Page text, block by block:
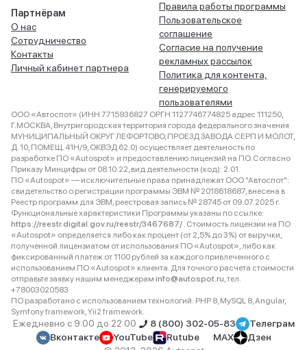
Партнёрам
О нас
Сотрудничество
Контакты
Личный кабинет партнера
Правила работы программы
Пользовательское
соглашение
Согласие на получение
рекламных рассылок
Политика для контента,
генерируемого
пользователями
ООО «Автоспот» (ИНН 7715936827 ОРГН 1127746774825 адрес 111250,
Г.МОСКВА, Внутригородская территория города федерального значения
МУНИЦИПАЛЬНЫЙ ОКРУГ ЛЕФОРТОВО, ПРОЕЗД ЗАВОДА СЕРП И МОЛОТ,
Д. 10, ПОМЕЩ. 41Н/9, ОКВЭД 62.0) осуществляет деятельность по
разработке ПО «Autospot» и предоставлению лицензий на ПО. Согласно
Приказу Минцифры от 08.10.22, вид деятельности (код): 2.01.
ПО «Autospot» — исключительные права принадлежат ООО "Автоспот":
свидетельство о регистрации программы ЭВМ № 2018618687, внесена в
Реестр программ для ЭВМ, реестровая запись № 28745 от 09.07.2025 г.
Функциональные характеристики Программы указаны по ссылке:
https://reestr.digital.gov.ru/reestr/3467687/ . Стоимость лицензии на ПО
«Autospot» определяется либо как процент (от 2,5% до 3%) от выручки,
полученной лицензиатом от использования ПО «Autospot», либо как
фиксированный платеж от 1100 рублей за каждого привлеченного с
использованием ПО «Autospot» клиента. Для точного расчета стоимости
отправьте заявку нашим менеджерам info@autospot.ru, тел.
+78003020583
ПО разработано с использованием технологий: PHP 8, MySQL 8, Angular,
Symfony framework, Yii2 framework.
Ежедневно с 9:00 до 22:00 8 (800) 302-05-83
Телеграм
Вконтакте
YouTube Rutube MAX
Дзен